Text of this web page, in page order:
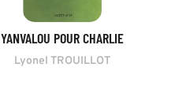
YANVALOU POUR CHARLIE
Lyonel TROUILLOT